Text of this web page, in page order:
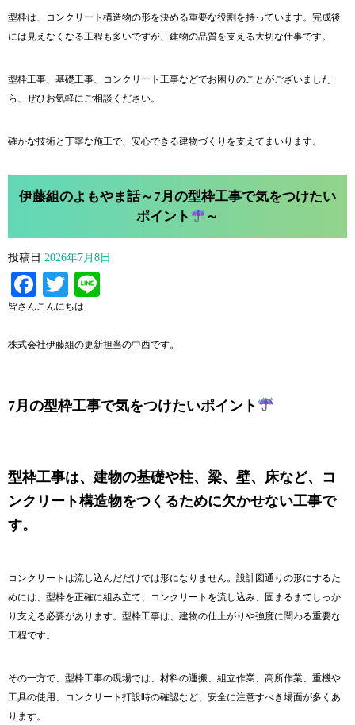
型枠は、コンクリート構造物の形を決める重要な役割を持っています。完成後
には見えなくなる工程も多いですが、建物の品質を支える大切な仕事です。
型枠工事、基礎工事、コンクリート工事などでお困りのことがございました
ら、ぜひお気軽にご相談ください。
確かな技術と丁寧な施工で、安心できる建物づくりを支えてまいります。
伊藤組のよもやま話～7月の型枠工事で気をつけたい
ポイント
～
投稿日 2026年7月8日
Facebook
Twitter
皆さんこんにちは
株式会社伊藤組の更新担当の中西です。
7月の型枠工事で気をつけたいポイント
型枠工事は、建物の基礎や柱、梁、壁、床など、コ
ンクリート構造物をつくるために欠かせない工事で
す。
コンクリートは流し込んだだけでは形になりません。設計図通りの形にするた
めには、型枠を正確に組み立て、コンクリートを流し込み、固まるまでしっか
り支える必要があります。型枠工事は、建物の仕上がりや強度に関わる重要な
工程です。
その一方で、型枠工事の現場では、材料の運搬、組立作業、高所作業、重機や
工具の使用、コンクリート打設時の確認など、安全に注意すべき場面が多くあ
ります。